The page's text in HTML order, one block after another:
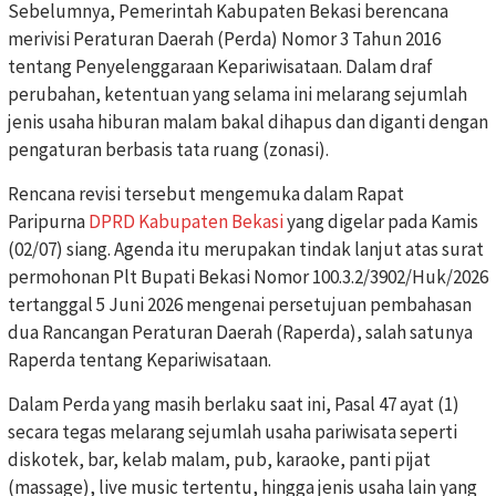
Sebelumnya, Pemerintah Kabupaten Bekasi berencana
merivisi Peraturan Daerah (Perda) Nomor 3 Tahun 2016
tentang Penyelenggaraan Kepariwisataan. Dalam draf
perubahan, ketentuan yang selama ini melarang sejumlah
jenis usaha hiburan malam bakal dihapus dan diganti dengan
pengaturan berbasis tata ruang (zonasi).
Rencana revisi tersebut mengemuka dalam Rapat
ParipurnaDPRD Kabupaten Bekasiyang digelar pada Kamis
(02/07) siang. Agenda itu merupakan tindak lanjut atas surat
permohonan Plt Bupati Bekasi Nomor 100.3.2/3902/Huk/2026
tertanggal 5 Juni 2026 mengenai persetujuan pembahasan
dua Rancangan Peraturan Daerah (Raperda), salah satunya
Raperda tentang Kepariwisataan.
Dalam Perda yang masih berlaku saat ini, Pasal 47 ayat (1)
secara tegas melarang sejumlah usaha pariwisata seperti
diskotek, bar, kelab malam, pub, karaoke, panti pijat
(massage), live music tertentu, hingga jenis usaha lain yang